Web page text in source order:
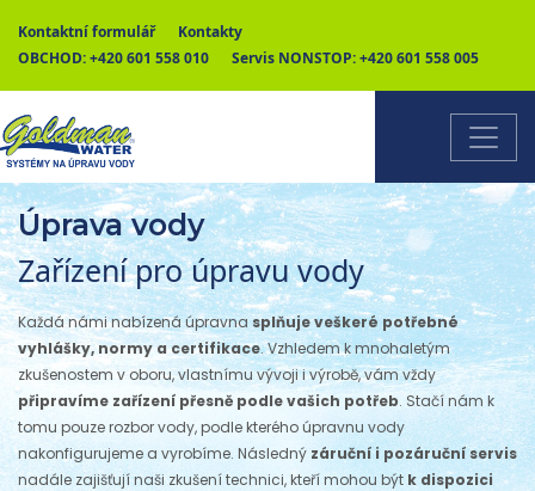
Kontaktní formulář
Kontakty
OBCHOD:+420 601 558 010 Servis NONSTOP:+420 601 558 005
Úprava vody
Zařízení pro úpravu vody
Každá námi nabízená úpravnasplňuje veškeré potřebné
vyhlášky, normy a certifikace. Vzhledem k mnohaletým
zkušenostem v oboru, vlastnímu vývoji i výrobě, vám vždy
připravíme zařízení přesně podle vašich potřeb. Stačí nám k
tomu pouze rozbor vody, podle kterého úpravnu vody
nakonfigurujeme a vyrobíme. Následný záruční i pozáruční servis
nadále zajišťují naši zkušení technici, kteří mohou být k dispozici